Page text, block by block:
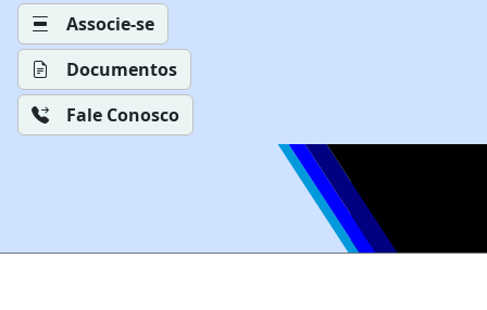
Associe-se
Documentos
Fale Conosco